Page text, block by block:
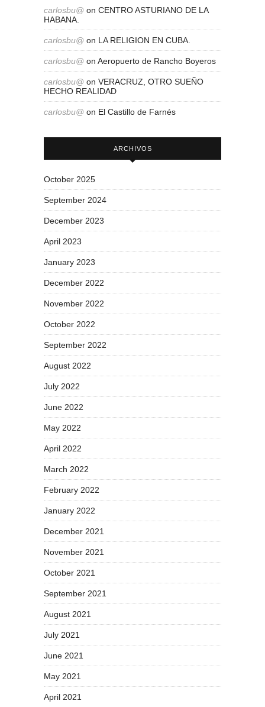
carlosbu@ on CENTRO ASTURIANO DE LA
HABANA.
carlosbu@ on LA RELIGION EN CUBA.
carlosbu@ on Aeropuerto de Rancho Boyeros
carlosbu@ on VERACRUZ, OTRO SUEÑO
HECHO REALIDAD
carlosbu@ on El Castillo de Farnés
ARCHIVOS
October 2025
September 2024
December 2023
April 2023
January 2023
December 2022
November 2022
October 2022
September 2022
August 2022
July 2022
June 2022
May 2022
April 2022
March 2022
February 2022
January 2022
December 2021
November 2021
October 2021
September 2021
August 2021
July 2021
June 2021
May 2021
April 2021